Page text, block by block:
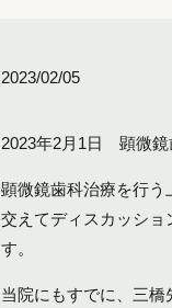
2023/02/05
2023年2月1日 顕微鏡
顕微鏡歯科治療を行う
交えてディスカッショ
す。
当院にもすでに、三